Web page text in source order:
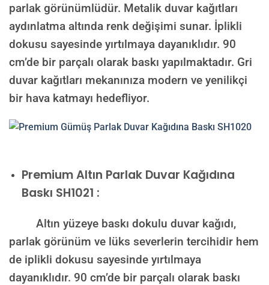
parlak görünümlüdür. Metalik duvar kağıtları
aydınlatma altında renk değişimi sunar. İplikli
dokusu sayesinde yırtılmaya dayanıklıdır. 90
cm’de bir parçalı olarak baskı yapılmaktadır. Gri
duvar kağıtları mekanınıza modern ve yenilikçi
bir hava katmayı hedefliyor.
PremiumAltın Parlak Duvar Kağıdına
Baskı SH1021 :
Altın yüzeye baskı dokulu duvar kağıdı,
parlak görünüm ve lüks severlerin tercihidir hem
de iplikli dokusu sayesinde yırtılmaya
dayanıklıdır. 90 cm’de bir parçalı olarak baskı